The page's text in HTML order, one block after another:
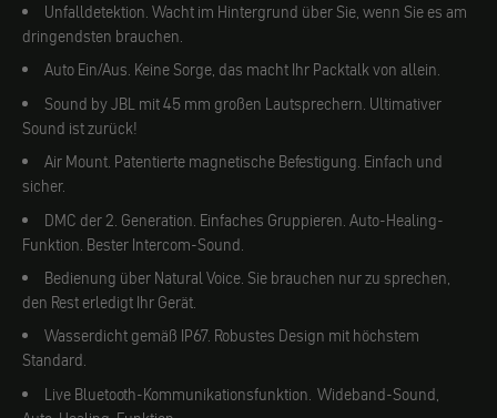
Unfalldetektion. Wacht im Hintergrund über Sie, wenn Sie es am
dringendsten brauchen.
Auto Ein/Aus. Keine Sorge, das macht Ihr Packtalk von allein.
Sound by JBL mit 45 mm großen Lautsprechern. Ultimativer
Sound ist zurück!
Air Mount. Patentierte magnetische Befestigung. Einfach und
sicher.
DMC der 2. Generation. Einfaches Gruppieren. Auto-Healing-
Funktion. Bester Intercom-Sound.
Bedienung über Natural Voice. Sie brauchen nur zu sprechen,
den Rest erledigt Ihr Gerät.
Wasserdicht gemäß IP67. Robustes Design mit höchstem
Standard.
Live Bluetooth-Kommunikationsfunktion. Wideband-Sound,